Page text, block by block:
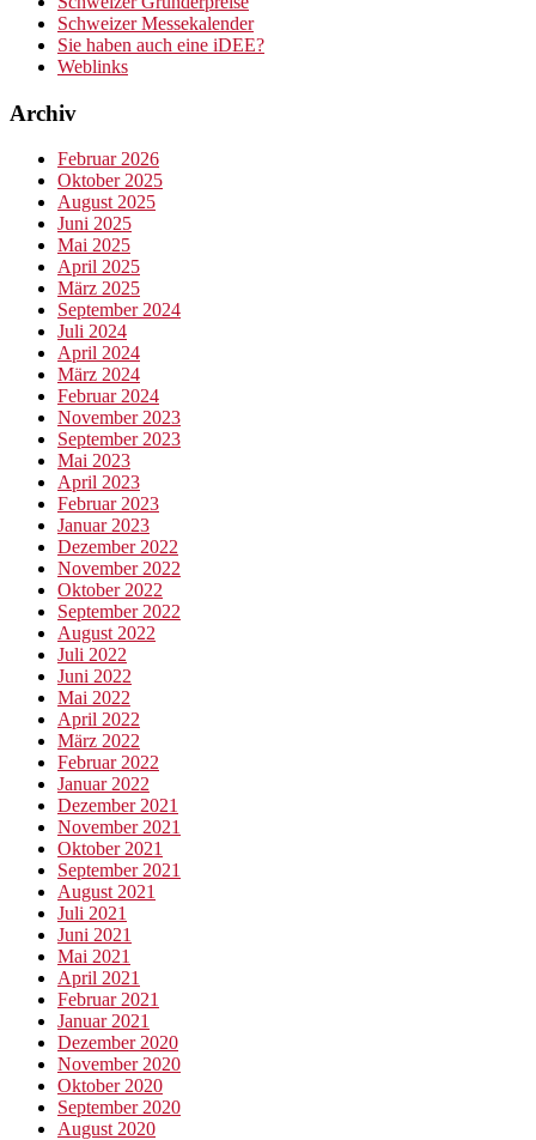
Schweizer Messekalender
Sie haben auch eine iDEE?
Weblinks
Archiv
Februar 2026
Oktober 2025
August 2025
Juni 2025
Mai 2025
April 2025
März 2025
September 2024
Juli 2024
April 2024
März 2024
Februar 2024
November 2023
September 2023
Mai 2023
April 2023
Februar 2023
Januar 2023
Dezember 2022
November 2022
Oktober 2022
September 2022
August 2022
Juli 2022
Juni 2022
Mai 2022
April 2022
März 2022
Februar 2022
Januar 2022
Dezember 2021
November 2021
Oktober 2021
September 2021
August 2021
Juli 2021
Juni 2021
Mai 2021
April 2021
Februar 2021
Januar 2021
Dezember 2020
November 2020
Oktober 2020
September 2020
August 2020